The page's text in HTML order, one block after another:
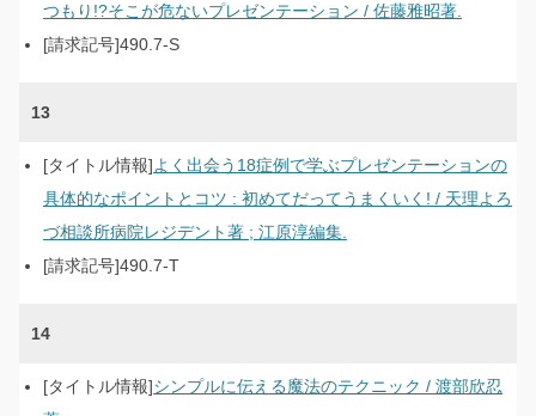
つもり!?そこが危ないプレゼンテーション / 佐藤雅昭著.
490.7-S
13
よく出会う18症例で学ぶプレゼンテーションの
具体的なポイントとコツ : 初めてだってうまくいく! / 天理よろ
づ相談所病院レジデント著 ; 江原淳編集.
490.7-T
14
シンプルに伝える魔法のテクニック / 渡部欣忍